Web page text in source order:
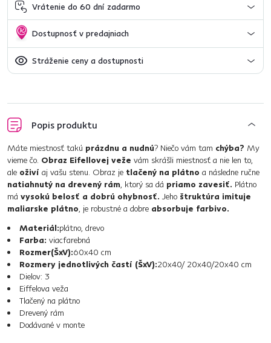
Vrátenie do 60 dní zadarmo
Dostupnosť v predajniach
Stráženie ceny a dostupnosti
Popis produktu
Máte miestnosť takú prázdnu a nudnú? Niečo vám tam chýba? My
vieme čo. Obraz Eifellovej veže vám skrášli miestnosť a nie len to,
ale oživí aj vašu stenu. Obraz je tlačený na plátno a následne ručne
natiahnutý na drevený rám, ktorý sa dá priamo zavesiť. Plátno
má vysokú belosť a dobrú ohybnosť. Jeho štruktúra imituje
maliarske plátno, je robustné a dobre absorbuje farbivo.
Materiál:plátno, drevo
Farba: viacfarebná
Rozmer(ŠxV):60x40 cm
Rozmery jednotlivých častí (ŠxV):20x40/ 20x40/20x40 cm
Dielov: 3
Eiffelova veža
Tlačený na plátno
Drevený rám
Dodávané v monte